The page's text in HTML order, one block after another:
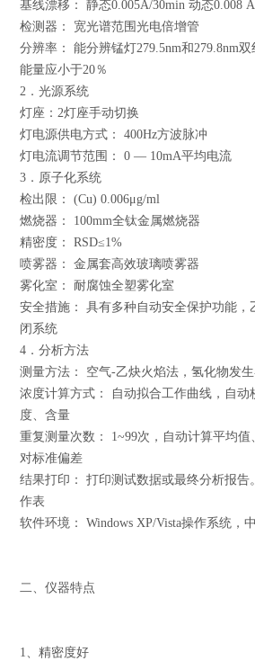
基线漂移： 静态0.005A/30min 动态0.008
检测器： 宽光谱范围光电倍增管
分辨率： 能分辨锰灯279.5nm和279.8nm
能量应小于20％
2．光源系统
灯座：2灯座手动切换
灯电源供电方式： 400Hz方波脉冲
灯电流调节范围： 0 — 10mA平均电流
3．原子化系统
检出限： (Cu) 0.006μg/ml
燃烧器： 100mm全钛金属燃烧器
精密度： RSD≤1%
喷雾器： 金属套高效玻璃喷雾器
雾化室： 耐腐蚀全塑雾化室
安全措施： 具有多种自动安全保护功能，
闭系统
4．分析方法
测量方法： 空气-乙炔火焰法，氢化物发
浓度计算方式： 自动拟合工作曲线，自动
度、含量
重复测量次数： 1~99次，自动计算平均
对标准偏差
结果打印： 打印测试数据或最终分析报告
作表
软件环境： Windows XP/Vista操作系统，
二、仪器特点
1、精密度好